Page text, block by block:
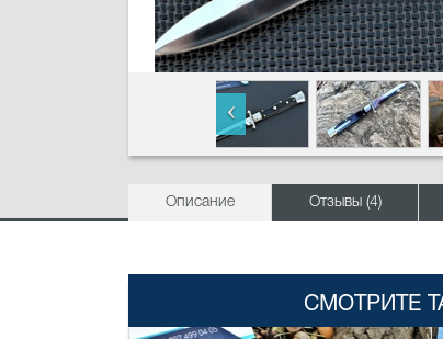
Описание Отзывы (4)
СМОТРИТЕ